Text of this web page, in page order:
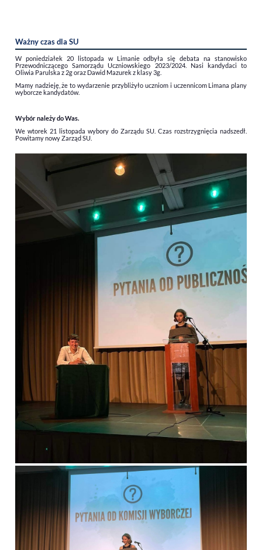
Ważny czas dla SU
W poniedziałek 20 listopada w Limanie odbyła się debata na stanowisko
Przewodniczącego Samorządu Uczniowskiego 2023/2024. Nasi kandydaci to
Oliwia Parulska z 2g oraz Dawid Mazurek z klasy 3g.
Mamy nadzieję, że to wydarzenie przybliżyło uczniom i uczennicom Limana plany
wyborcze kandydatów.
Wybór należy do Was.
We wtorek 21 listopada wybory do Zarządu SU. Czas rozstrzygnięcia nadszedł.
Powitamy nowy Zarząd SU.